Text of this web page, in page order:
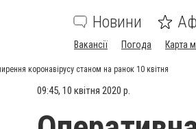
Новини
Вакансії Погода Карта
коронавірусу станом на ранок 10 квітня
09:45, 10 квітня 2020 р.